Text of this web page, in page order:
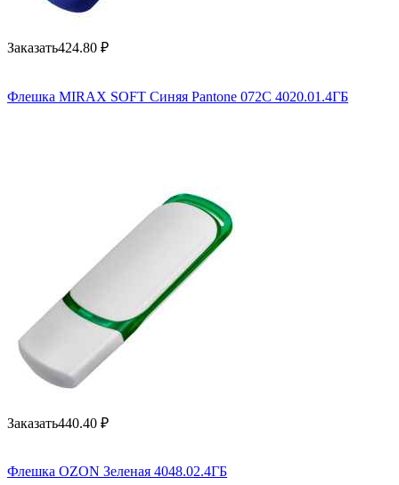
Заказать424.80 ₽
Флешка MIRAX SOFT Синяя Pantone 072C 4020.01.4ГБ
Заказать440.40 ₽
Флешка OZON Зеленая 4048.02.4ГБ